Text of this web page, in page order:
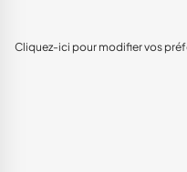
Cliquez-ici pour modifier vos